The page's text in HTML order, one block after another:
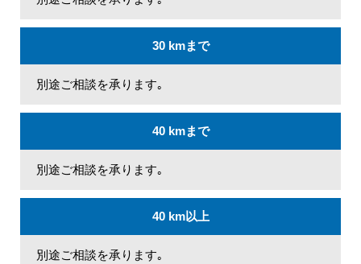
30 kmまで
別途ご相談を承ります｡
40 kmまで
別途ご相談を承ります｡
40 km以上
別途ご相談を承ります｡